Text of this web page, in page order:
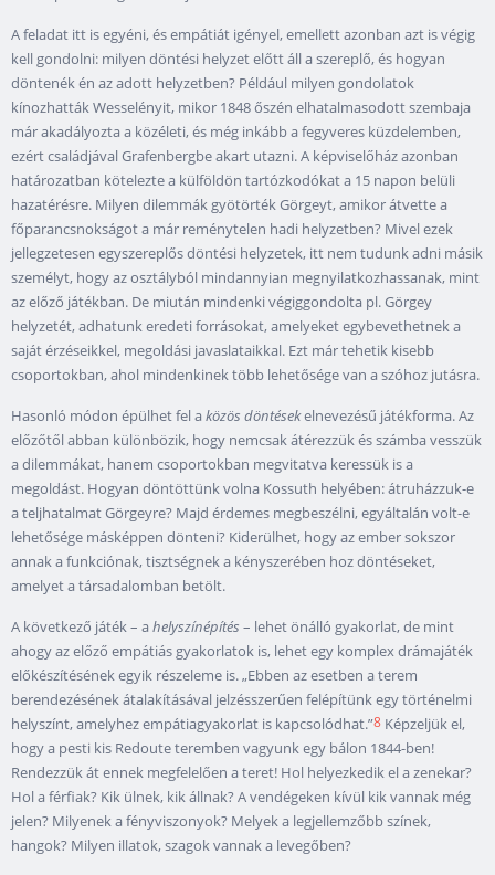
A feladat itt is egyéni, és empátiát igényel, emellett azonban azt is végig
kell gondolni: milyen döntési helyzet előtt áll a szereplő, és hogyan
döntenék én az adott helyzetben? Például milyen gondolatok
kínozhatták Wesselényit, mikor 1848 őszén elhatalmasodott szembaja
már akadályozta a közéleti, és még inkább a fegyveres küzdelemben,
ezért családjával Grafenbergbe akart utazni. A képviselőház azonban
határozatban kötelezte a külföldön tartózkodókat a 15 napon belüli
hazatérésre. Milyen dilemmák gyötörték Görgeyt, amikor átvette a
főparancsnokságot a már reménytelen hadi helyzetben? Mivel ezek
jellegzetesen egyszereplős döntési helyzetek, itt nem tudunk adni másik
személyt, hogy az osztályból mindannyian megnyilatkozhassanak, mint
az előző játékban. De miután mindenki végiggondolta pl. Görgey
helyzetét, adhatunk eredeti forrásokat, amelyeket egybevethetnek a
saját érzéseikkel, megoldási javaslataikkal. Ezt már tehetik kisebb
csoportokban, ahol mindenkinek több lehetősége van a szóhoz jutásra.
Hasonló módon épülhet fel aközös döntésekelnevezésű játékforma. Az
előzőtől abban különbözik, hogy nemcsak átérezzük és számba vesszük
a dilemmákat, hanem csoportokban megvitatva keressük is a
megoldást. Hogyan döntöttünk volna Kossuth helyében: átruházzuk-e
a teljhatalmat Görgeyre? Majd érdemes megbeszélni, egyáltalán volt-e
lehetősége másképpen dönteni? Kiderülhet, hogy az ember sokszor
annak a funkciónak, tisztségnek a kényszerében hoz döntéseket,
amelyet a társadalomban betölt.
A következő játék – ahelyszínépítés – lehet önálló gyakorlat, de mint
ahogy az előző empátiás gyakorlatok is, lehet egy komplex drámajáték
előkészítésének egyik részeleme is. „Ebben az esetben a terem
berendezésének átalakításával jelzésszerűen felépítünk egy történelmi
helyszínt, amelyhez empátiagyakorlat is kapcsolódhat.”8 Képzeljük el,
hogy a pesti kis Redoute teremben vagyunk egy bálon 1844-ben!
Rendezzük át ennek megfelelően a teret! Hol helyezkedik el a zenekar?
Hol a férfiak? Kik ülnek, kik állnak? A vendégeken kívül kik vannak még
jelen? Milyenek a fényviszonyok? Melyek a legjellemzőbb színek,
hangok? Milyen illatok, szagok vannak a levegőben?